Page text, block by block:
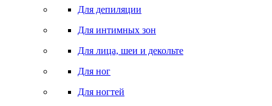
Для депиляции
Для интимных зон
Для лица, шеи и декольте
Для ног
Для ногтей